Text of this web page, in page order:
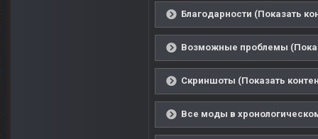
Благодарности (Показать
Возможные проблемы
Скриншоты (Показать
Все моды в